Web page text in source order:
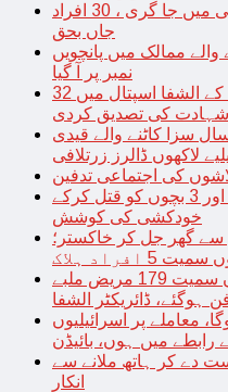
مقبوضہ کشمیر ، مسافر بس کھائی میں جا گری ، 30 افراد
جاں بحق
والے ممالک میں پانچویں
نمبر پر آ گیا
فلسطینی ہلال احمر نے غزہ کے الشفا اسپتال میں 32
کی تصدیق کردی
حملہ کیس میں بے گناہ 35 سال سزا کاٹنے والے قیدی
لاکھوں ڈالرز زرتلافی
ترکیہ میں شوہر کی بیوی اور 3 بچوں کو قتل کرکے
خودکشی کی کوشش
سے گھر جل کر خاکستر؛
5 افراد ہلاک
اسرائیلی بمباری میں نومولودوں سمیت 179 مریض ملبے
ہوگئے، ڈائریکٹر الشفا
معاملے پر اسرائیلیوں
رابطے میں ہوں، بائیڈن
دے کر ہاتھ ملانے سے
انکار